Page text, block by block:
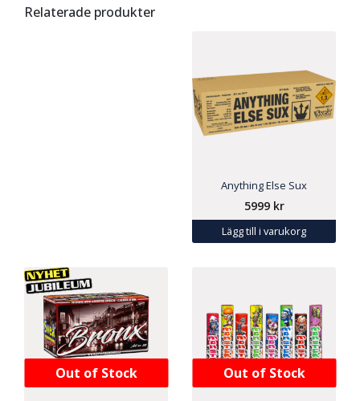
Relaterade produkter
Anything Else Sux
5999 kr
Lägg till i varukorg
Out of Stock Out of Stock